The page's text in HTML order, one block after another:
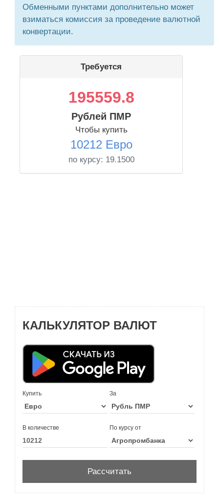
Обменными пунктами дополнительно может
взиматься комиссия за проведение валютной
конвертации.
Требуется
195559.8
Рублей ПМР
Чтобы купить
10212 Евро
по курсу: 19.1500
КАЛЬКУЛЯТОР ВАЛЮТ
Купить За
В количестве По курсу от